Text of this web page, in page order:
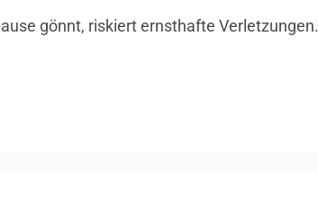
gönnt, riskiert ernsthafte Verletzungen.